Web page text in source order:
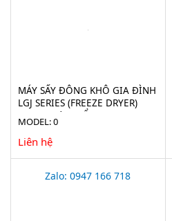
MÁY SẤY ĐÔNG KHÔ GIA ĐÌNH
LGJ SERIES (FREEZE DRYER)
CHO THỰC PHẨM
MODEL: 0
Liên hệ
Zalo: 0947 166 718